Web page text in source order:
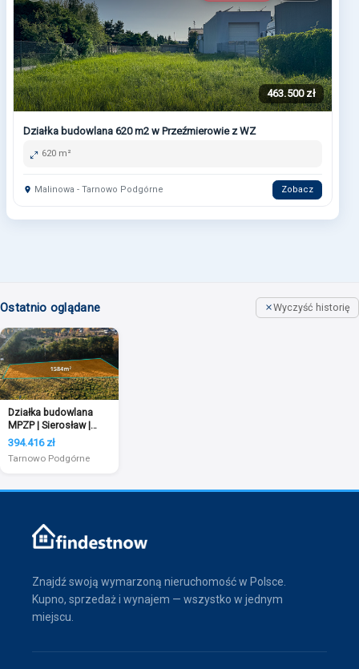
463.500 zł
Działka budowlana 620 m2 w Przeźmierowie z WZ
620 m²
Malinowa - Tarnowo Podgórne Zobacz
Ostatnio oglądane Wyczyść historię
Działka budowlana
MPZP | Sierosław |
1584 m2
394.416 zł
Tarnowo Podgórne
Znajdź swoją wymarzoną nieruchomość w Polsce.
Kupno, sprzedaż i wynajem — wszystko w jednym
miejscu.